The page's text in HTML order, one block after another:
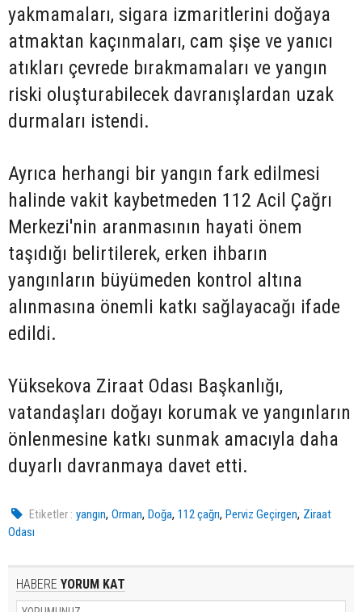
yakmamaları, sigara izmaritlerini doğaya
atmaktan kaçınmaları, cam şişe ve yanıcı
atıkları çevrede bırakmamaları ve yangın
riski oluşturabilecek davranışlardan uzak
durmaları istendi.
Ayrıca herhangi bir yangın fark edilmesi
halinde vakit kaybetmeden 112 Acil Çağrı
Merkezi'nin aranmasının hayati önem
taşıdığı belirtilerek, erken ihbarın
yangınların büyümeden kontrol altına
alınmasına önemli katkı sağlayacağı ifade
edildi.
Yüksekova Ziraat Odası Başkanlığı,
vatandaşları doğayı korumak ve yangınların
önlenmesine katkı sunmak amacıyla daha
duyarlı davranmaya davet etti.
Etiketler : yangın,Orman,Doğa,112 çağrı,Perviz Geçirgen, Ziraat
Odası
HABERE YORUM KAT